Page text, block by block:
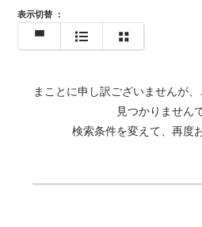
表示切替 ：
まことに申し訳ございませんが
見つかりません
検索条件を変えて、再度